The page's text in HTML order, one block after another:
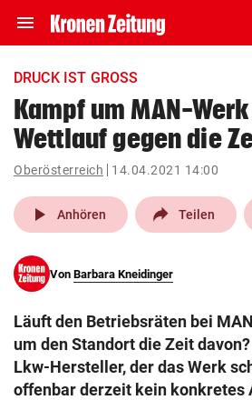
menu Navigation
ein-/ausklappen
account_circle Anmelden
pin_drop
Wien
search
eingeben
DRUCK IST GROSS
Kampf um MAN-
Wettlauf gegen die
Oberösterreich 14.04.2021 14:00
play_arrow Anhören Teilen
Von Barbara Kneidinger
Läuft den Betriebsräten bei
um den Standort die Zeit
Lkw-Hersteller, der das Werk
offenbar derzeit kein konkretes